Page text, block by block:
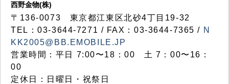
西野金物(株)
〒136-0073 東京都江東区北砂4丁目19-32
TEL：03‐3644‐7271 / FAX：03-3644-7365 / N
KK2005@BB.EMOBILE.JP
営業時間：平日 7:00〜18：00 土 7：00〜16：
00
定休日：日曜日・祝祭日